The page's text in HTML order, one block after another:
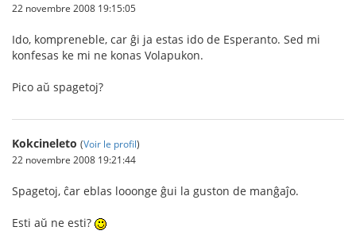
22 novembre 2008 19:15:05
Ido, kompreneble, car ĝi ja estas ido de Esperanto. Sed mi
konfesas ke mi ne konas Volapukon.
Pico aŭ spagetoj?
Kokcineleto (Voir le profil)
22 novembre 2008 19:21:44
Spagetoj, ĉar eblas looonge ĝui la guston de manĝaĵo.
Esti aŭ ne esti?